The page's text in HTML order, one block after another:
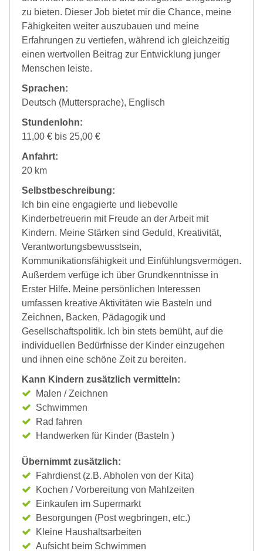
zu bieten. Dieser Job bietet mir die Chance, meine
Fähigkeiten weiter auszubauen und meine
Erfahrungen zu vertiefen, während ich gleichzeitig
einen wertvollen Beitrag zur Entwicklung junger
Menschen leiste.
Sprachen:
Deutsch (Muttersprache), Englisch
Stundenlohn:
11,00 € bis 25,00 €
Anfahrt:
20 km
Selbstbeschreibung:
Ich bin eine engagierte und liebevolle
Kinderbetreuerin mit Freude an der Arbeit mit
Kindern. Meine Stärken sind Geduld, Kreativität,
Verantwortungsbewusstsein,
Kommunikationsfähigkeit und Einfühlungsvermögen.
Außerdem verfüge ich über Grundkenntnisse in
Erster Hilfe. Meine persönlichen Interessen
umfassen kreative Aktivitäten wie Basteln und
Zeichnen, Backen, Pädagogik und
Gesellschaftspolitik. Ich bin stets bemüht, auf die
individuellen Bedürfnisse der Kinder einzugehen
und ihnen eine schöne Zeit zu bereiten.
Kann Kindern zusätzlich vermitteln:
Malen / Zeichnen
Schwimmen
Rad fahren
Handwerken für Kinder (Basteln )
Übernimmt zusätzlich:
Fahrdienst (z.B. Abholen von der Kita)
Kochen / Vorbereitung von Mahlzeiten
Einkaufen im Supermarkt
Besorgungen (Post wegbringen, etc.)
Kleine Haushaltsarbeiten
Aufsicht beim Schwimmen